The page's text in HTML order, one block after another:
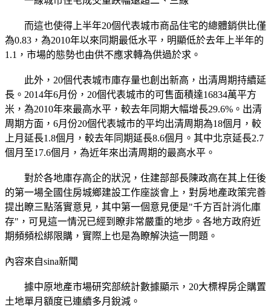
而這也使得上半年20個代表城市商品住宅的總體銷供比僅
為0.83，為2010年以來同期最低水平，明顯低於去年上半年的
1.1，市場的態勢也由供不應求轉為供過於求。
此外，20個代表城市庫存量也創出新高，出清周期持續延
長。2014年6月份，20個代表城市的可售面積達16834萬平方
米，為2010年來最高水平，較去年同期大幅增長29.6%。出清
周期方面，6月份20個代表城市的平均出清周期為18個月，較
上月延長1.8個月，較去年同期延長8.6個月。其中北京延長2.7
個月至17.6個月，為近年來出清周期的最高水平。
對於各地庫存高企的狀況，住建部部長陳政高在其上任後
的第一場全國住房城鄉建設工作座談會上，對房地產政策完善
提出瞭三點落實意見，其中第一個意見便是"千方百計消化庫
存"，可見這一情況已經到瞭非常嚴重的地步。各地方政府近
期頻頻松綁限購，實際上也是為瞭解決這一問題。
內容來自sina新聞
據中原地產市場研究部統計數據顯示，20大標桿房企購置
土地單月額度已連續多月銳減。